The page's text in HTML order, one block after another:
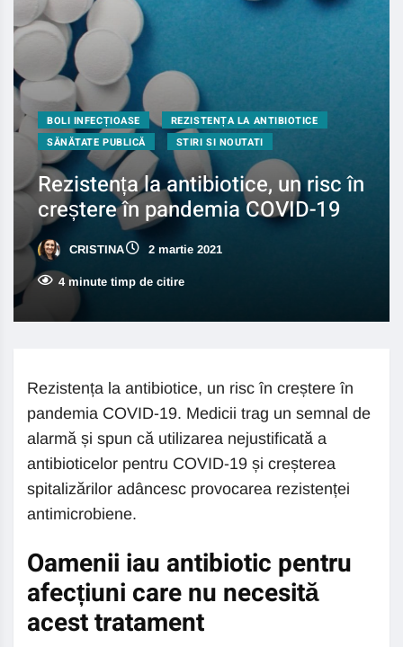
BOLI INFECȚIOASE
REZISTENȚA LA ANTIBIOTICE
SĂNĂTATE PUBLICĂ
STIRI SI NOUTATI
Rezistența la antibiotice, un risc în
creștere în pandemia COVID-19
CRISTINA 2 martie 2021
4 minute timp de citire
Rezistența la antibiotice, un risc în creștere în
pandemia COVID-19. Medicii trag un semnal de
alarmă și spun că utilizarea nejustificată a
antibioticelor pentru COVID-19 și creșterea
spitalizărilor adâncesc provocarea rezistenței
antimicrobiene.
Oamenii iau antibiotic pentru
afecțiuni care nu necesită
acest tratament